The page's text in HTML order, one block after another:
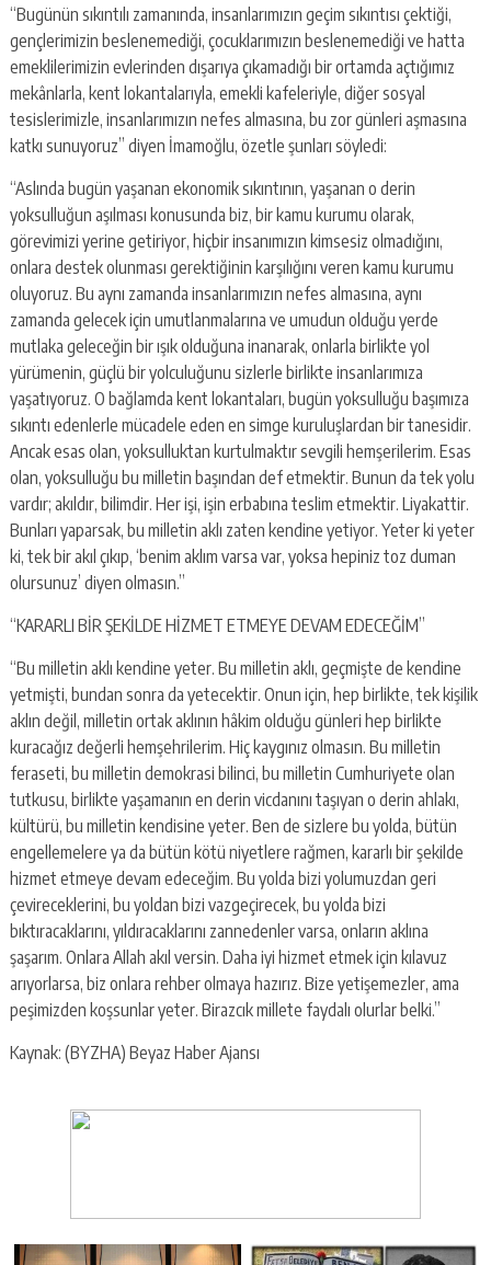
“Bugünün sıkıntılı zamanında, insanlarımızın geçim sıkıntısı çektiği,
gençlerimizin beslenemediği, çocuklarımızın beslenemediği ve hatta
emeklilerimizin evlerinden dışarıya çıkamadığı bir ortamda açtığımız
mekânlarla, kent lokantalarıyla, emekli kafeleriyle, diğer sosyal
tesislerimizle, insanlarımızın nefes almasına, bu zor günleri aşmasına
katkı sunuyoruz” diyen İmamoğlu, özetle şunları söyledi:
“Aslında bugün yaşanan ekonomik sıkıntının, yaşanan o derin
yoksulluğun aşılması konusunda biz, bir kamu kurumu olarak,
görevimizi yerine getiriyor, hiçbir insanımızın kimsesiz olmadığını,
onlara destek olunması gerektiğinin karşılığını veren kamu kurumu
oluyoruz. Bu aynı zamanda insanlarımızın nefes almasına, aynı
zamanda gelecek için umutlanmalarına ve umudun olduğu yerde
mutlaka geleceğin bir ışık olduğuna inanarak, onlarla birlikte yol
yürümenin, güçlü bir yolculuğunu sizlerle birlikte insanlarımıza
yaşatıyoruz. O bağlamda kent lokantaları, bugün yoksulluğu başımıza
sıkıntı edenlerle mücadele eden en simge kuruluşlardan bir tanesidir.
Ancak esas olan, yoksulluktan kurtulmaktır sevgili hemşerilerim. Esas
olan, yoksulluğu bu milletin başından def etmektir. Bunun da tek yolu
vardır; akıldır, bilimdir. Her işi, işin erbabına teslim etmektir. Liyakattir.
Bunları yaparsak, bu milletin aklı zaten kendine yetiyor. Yeter ki yeter
ki, tek bir akıl çıkıp, ‘benim aklım varsa var, yoksa hepiniz toz duman
olursunuz’ diyen olmasın.”
“KARARLI BİR ŞEKİLDE HİZMET ETMEYE DEVAM EDECEĞİM”
“Bu milletin aklı kendine yeter. Bu milletin aklı, geçmişte de kendine
yetmişti, bundan sonra da yetecektir. Onun için, hep birlikte, tek kişilik
aklın değil, milletin ortak aklının hâkim olduğu günleri hep birlikte
kuracağız değerli hemşehrilerim. Hiç kaygınız olmasın. Bu milletin
feraseti, bu milletin demokrasi bilinci, bu milletin Cumhuriyete olan
tutkusu, birlikte yaşamanın en derin vicdanını taşıyan o derin ahlakı,
kültürü, bu milletin kendisine yeter. Ben de sizlere bu yolda, bütün
engellemelere ya da bütün kötü niyetlere rağmen, kararlı bir şekilde
hizmet etmeye devam edeceğim. Bu yolda bizi yolumuzdan geri
çevireceklerini, bu yoldan bizi vazgeçirecek, bu yolda bizi
bıktıracaklarını, yıldıracaklarını zannedenler varsa, onların aklına
şaşarım. Onlara Allah akıl versin. Daha iyi hizmet etmek için kılavuz
arıyorlarsa, biz onlara rehber olmaya hazırız. Bize yetişemezler, ama
peşimizden koşsunlar yeter. Birazcık millete faydalı olurlar belki.”
Kaynak: (BYZHA) Beyaz Haber Ajansı